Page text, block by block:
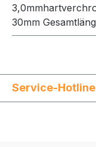
30mm
Service-Hotline